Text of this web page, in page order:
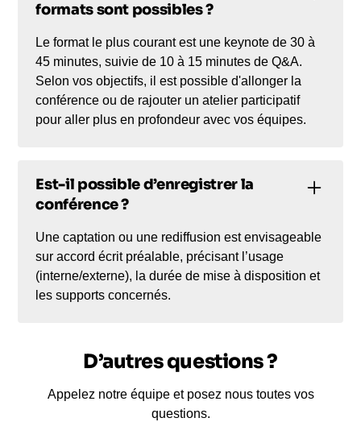
formats sont possibles ?
Le format le plus courant est une keynote de 30 à
45 minutes, suivie de 10 à 15 minutes de Q&A.
Selon vos objectifs, il est possible d'allonger la
conférence ou de rajouter un atelier participatif
pour aller plus en profondeur avec vos équipes.
Est-il possible d’enregistrer la
conférence ?
Une captation ou une rediffusion est envisageable
sur accord écrit préalable, précisant l’usage
(interne/externe), la durée de mise à disposition et
les supports concernés.
D’autres questions ?
Appelez notre équipe et posez nous toutes vos
questions.